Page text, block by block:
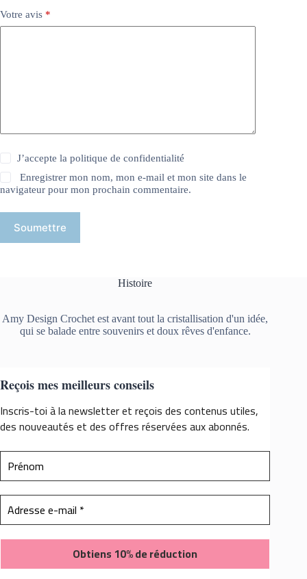
Votre avis *
J’accepte lapolitique de confidentialité
Enregistrer mon nom, mon e-mail et mon site dans le
navigateur pour mon prochain commentaire.
Soumettre
Histoire
Amy Design Crochet est avant tout la cristallisation d'un idée,
qui se balade entre souvenirs et doux rêves d'enfance.
Reçois mes meilleurs conseils
Inscris-toi à la newsletter et reçois des contenus utiles,
des nouveautés et des offres réservées aux abonnés.